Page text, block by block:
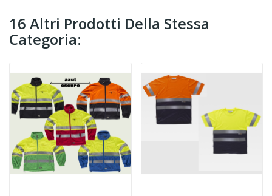
16 Altri Prodotti Della Stessa
Categoria: